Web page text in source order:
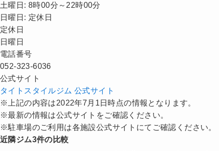
土曜日: 8時00分～22時00分
日曜日: 定休日
定休日
日曜日
電話番号
052-323-6036
公式サイト
タイトスタイルジム 公式サイト
※上記の内容は2022年7月1日時点の情報となります。
※最新の情報は公式サイトをご確認ください。
※駐車場のご利用は各施設公式サイトにてご確認ください。
近隣ジム3件の比較